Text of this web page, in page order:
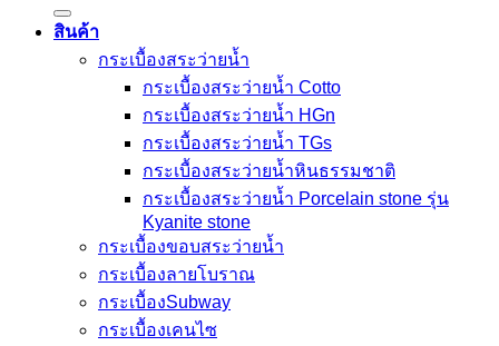
สินค้า
กระเบื้องสระว่ายนํ้า
กระเบื้องสระว่ายน้ำ Cotto
กระเบื้องสระว่ายน้ำ HGn
กระเบื้องสระว่ายน้ำ TGs
กระเบื้องสระว่ายน้ำหินธรรมชาติ
กระเบื้องสระว่ายนํ้า Porcelain stone รุ่น
Kyanite stone
กระเบื้องขอบสระว่ายน้ำ
กระเบื้องลายโบราณ
กระเบื้องSubway
กระเบื้องเคนไซ